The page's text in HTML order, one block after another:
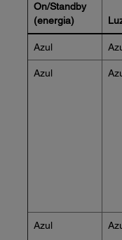
On/Standby
(energia)
Azul
Azul
Azul